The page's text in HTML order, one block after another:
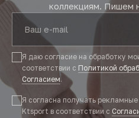
коллекциям. Пишем
Я даю согласие на обработку
соответствии с Политикой
Согласием.
Я согласна получать
Ktsport в соответствии с